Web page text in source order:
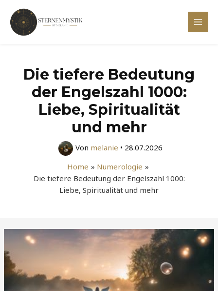
Inhalt
springen
Main
Die tiefere Bedeutung
der Engelszahl 1000:
Liebe, Spiritualität
und mehr
Von melanie • 28.07.2026
Home
Numerologie
Die tiefere Bedeutung der Engelszahl 1000:
Liebe, Spiritualität und mehr